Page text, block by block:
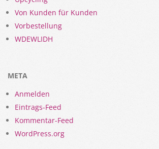
Von Kunden für Kunden
Vorbestellung
WDEWLIDH
META
Anmelden
Eintrags-Feed
Kommentar-Feed
WordPress.org